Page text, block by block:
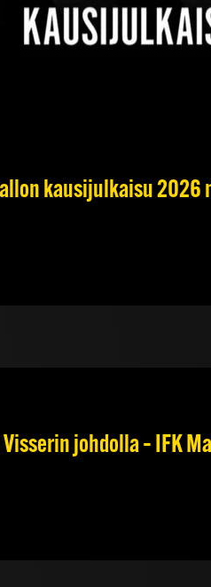
kausijulkaisu 2026
Visserin johdolla – IFK